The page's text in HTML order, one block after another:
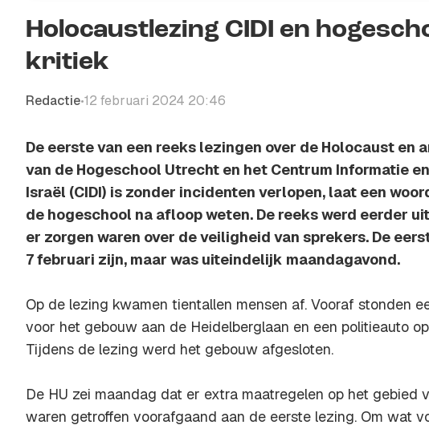
Holocaustlezing CIDI en
kritiek
Redactie•12 februari 2024 20:46
De eerste van een reeks lezingen over de Holocaust en
van de Hogeschool Utrecht en het Centrum Informatie
Israël (CIDI) is zonder incidenten verlopen, laat een
de hogeschool na afloop weten. De reeks werd eerder
er zorgen waren over de veiligheid van sprekers. De
7 februari zijn, maar was uiteindelijk maandagavond.
Op de lezing kwamen tientallen mensen af. Vooraf stonden
voor het gebouw aan de Heidelberglaan en een politieauto
Tijdens de lezing werd het gebouw afgesloten.
De HU zei maandag dat er extra maatregelen op het gebied
waren getroffen voorafgaand aan de eerste lezing. Om wat